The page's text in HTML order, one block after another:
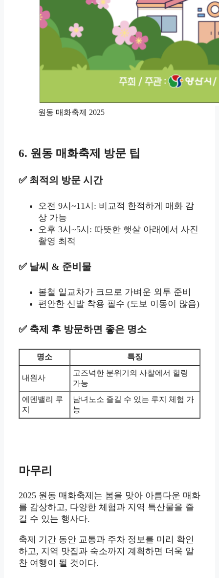
원동 매화축제 2025
6. 원동 매화축제 방문 팁
✅ 최적의 방문 시간
오전 9시~11시: 비교적 한적하게 매화 감
상 가능
오후 3시~5시: 따뜻한 햇살 아래에서 사진
촬영 최적
✅ 날씨 & 준비물
봄철 일교차가 크므로 가벼운 외투 준비
편안한 신발 착용 필수 (도보 이동이 많음)
✅ 축제 후 방문하면 좋은 명소
명소 특징
내원사
고즈넉한 분위기의 사찰에서 힐링
가능
에덴밸리 루
지
남녀노소 즐길 수 있는 루지 체험 가
능
마무리
2025 원동 매화축제는 봄을 맞아 아름다운 매화
를 감상하고, 다양한 체험과 지역 특산물을 즐
길 수 있는 행사다.
축제 기간 동안 교통과 주차 정보를 미리 확인
하고, 지역 맛집과 숙소까지 계획하면 더욱 알
찬 여행이 될 것이다.